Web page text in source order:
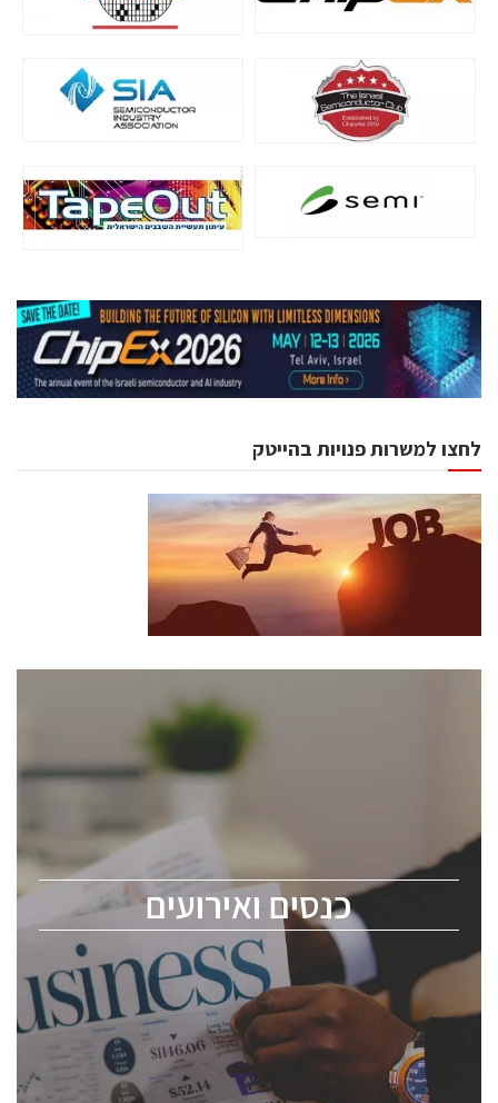
לחצו למשרות פנויות בהייטק
כנסים ואירועים
כנסים ואירועים
לכל העוסקים בתעשיית הסמיקונדקטור כולל מהנדסים,
ChipEx2026 will be held on May 12-13, 2026. The
conference is intended for everyone involved in the
semiconductor industry, including engineers,
professional experts, and senior executives.
לחץ לפרטים